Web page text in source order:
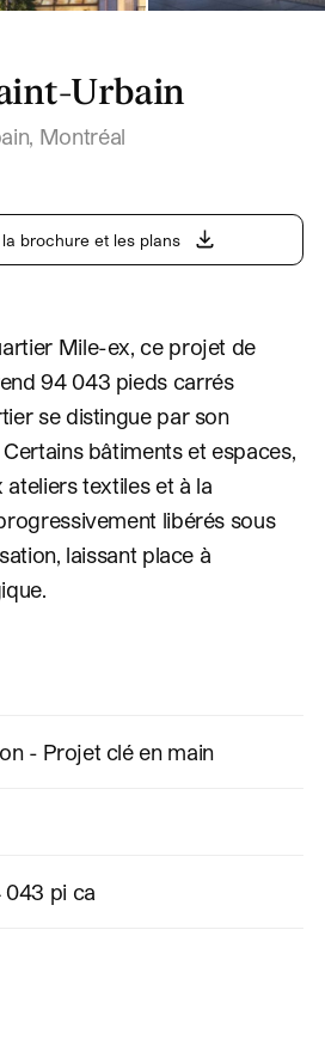
Urbain
Montréal
brochure et les plans
Mile-ex, ce projet de
94 043 pieds carrés
se distingue par son
bâtiments et espaces,
textiles et à la
libérés sous
laissant place à
- Projet clé en main
043 pi ca